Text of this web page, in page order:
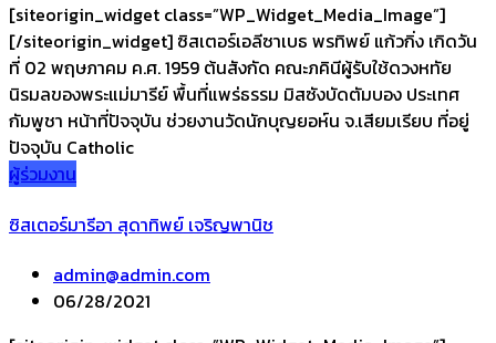
[siteorigin_widget class=”WP_Widget_Media_Image”]
[/siteorigin_widget] ซิสเตอร์เอลีซาเบธ พรทิพย์ แก้วกิ่ง เกิดวัน
ที่ 02 พฤษภาคม ค.ศ. 1959 ต้นสังกัด คณะภคินีผู้รับใช้ดวงหทัย
นิรมลของพระแม่มารีย์ พื้นที่แพร่ธรรม มิสซังบัดตัมบอง ประเทศ
กัมพูชา หน้าที่ปัจจุบัน ช่วยงานวัดนักบุญยอห์น จ.เสียมเรียบ ที่อยู่
ปัจจุบัน Catholic
ผู้ร่วมงาน
ซิสเตอร์มารีอา สุดาทิพย์ เจริญพานิช
admin@admin.com
06/28/2021